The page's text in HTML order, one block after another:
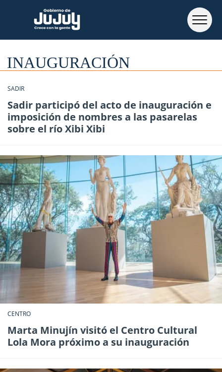
INAUGURACIÓN
SADIR
Sadir participó del acto de inauguración e
imposición de nombres a las pasarelas
sobre el río Xibi Xibi
CENTRO
Marta Minujín visitó el Centro Cultural
Lola Mora próximo a su inauguración